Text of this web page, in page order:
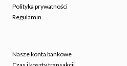
Polityka prywatności
Regulamin
Nasze konta bankowe